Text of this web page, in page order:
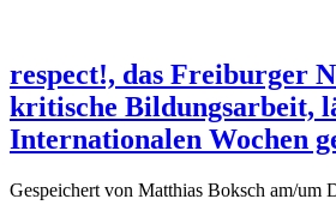
respect!, das Freiburger
kritische Bildungsarbeit,
Internationalen Wochen
Gespeichert von Matthias Boksch am/um